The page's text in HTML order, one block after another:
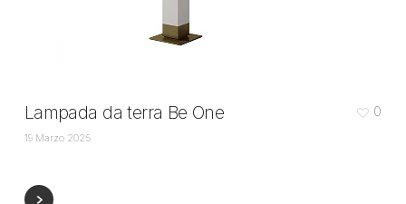
Lampada da terra Be One
19 Marzo 2025
0